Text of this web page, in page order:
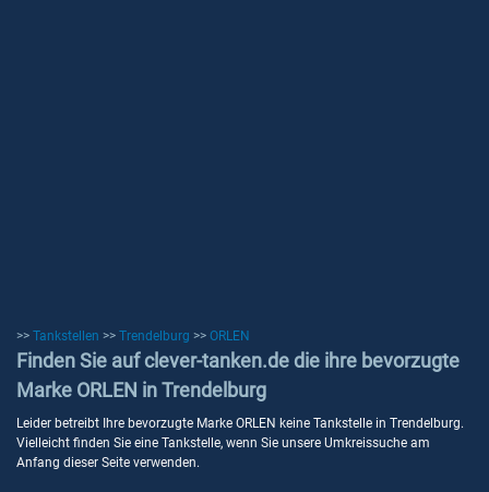
>> Tankstellen >> Trendelburg >> ORLEN
Finden Sie auf clever-tanken.de die ihre bevorzugte
Marke ORLEN in Trendelburg
Leider betreibt Ihre bevorzugte Marke ORLEN keine Tankstelle in Trendelburg.
Vielleicht finden Sie eine Tankstelle, wenn Sie unsere Umkreissuche am
Anfang dieser Seite verwenden.